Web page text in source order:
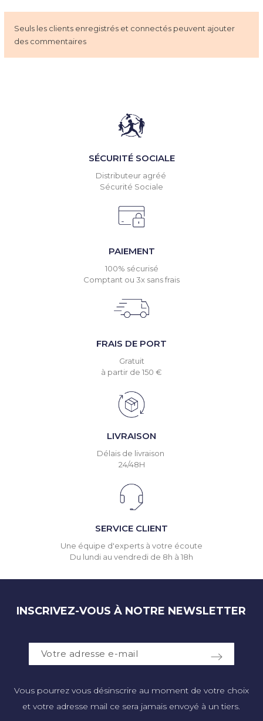
Seuls les clients enregistrés et connectés peuvent ajouter
des commentaires
SÉCURITÉ SOCIALE
Distributeur agréé
Sécurité Sociale
PAIEMENT
100% sécurisé
Comptant ou 3x sans frais
FRAIS DE PORT
Gratuit
à partir de 150 €
LIVRAISON
Délais de livraison
24/48H
SERVICE CLIENT
Une équipe d'experts à votre écoute
Du lundi au vendredi de 8h à 18h
INSCRIVEZ-VOUS À NOTRE NEWSLETTER
Vous pourrez vous désinscrire au moment de votre choix
et votre adresse mail ce sera jamais envoyé à un tiers.